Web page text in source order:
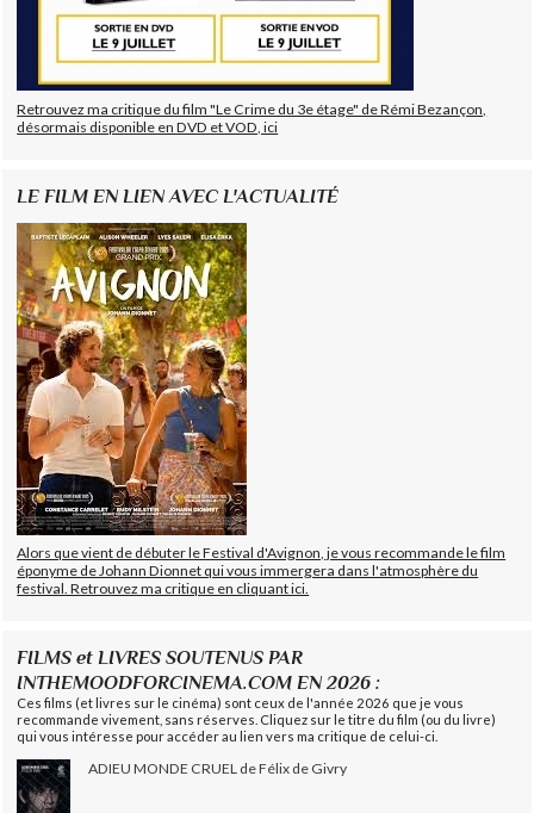
Retrouvez ma critique du film "Le Crime du 3e étage" de Rémi Bezançon,
désormais disponible en DVD et VOD, ici
LE FILM EN LIEN AVEC L'ACTUALITÉ
Alors que vient de débuter le Festival d'Avignon, je vous recommande le film
éponyme de Johann Dionnet qui vous immergera dans l'atmosphère du
festival. Retrouvez ma critique en cliquant ici.
FILMS et LIVRES SOUTENUS PAR
INTHEMOODFORCINEMA.COM EN 2026 :
Ces films (et livres sur le cinéma) sont ceux de l'année 2026 que je vous
recommande vivement, sans réserves. Cliquez sur le titre du film (ou du livre)
qui vous intéresse pour accéder au lien vers ma critique de celui-ci.
ADIEU MONDE CRUEL de Félix de Givry